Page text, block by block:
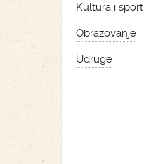
Kultura i sport
Obrazovanje
Udruge